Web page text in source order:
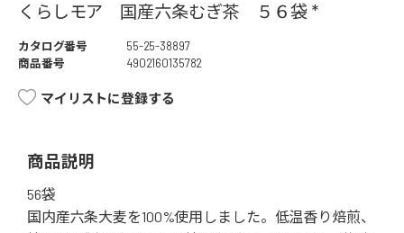
くらしモア 国産六条むぎ茶 ５６袋 *
カタログ番号
55-25-38897
商品番号
4902160135782
マイリストに登録する
商品説明
56袋
国内産六条大麦を100%使用しました。低温香り焙煎、